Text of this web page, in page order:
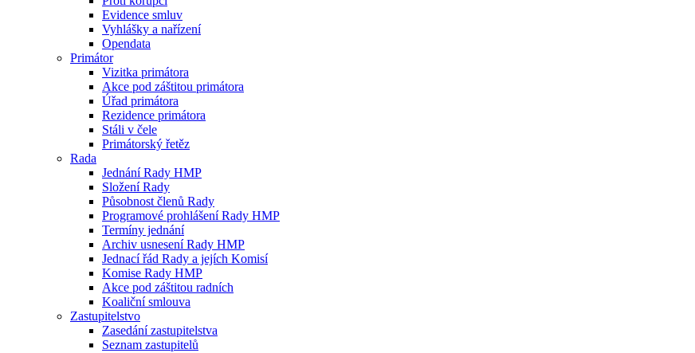
Evidence smluv
Vyhlášky a nařízení
Opendata
Primátor
Vizitka primátora
Akce pod záštitou primátora
Úřad primátora
Rezidence primátora
Stáli v čele
Primátorský řetěz
Rada
Jednání Rady HMP
Složení Rady
Působnost členů Rady
Programové prohlášení Rady HMP
Termíny jednání
Archiv usnesení Rady HMP
Jednací řád Rady a jejích Komisí
Komise Rady HMP
Akce pod záštitou radních
Koaliční smlouva
Zastupitelstvo
Zasedání zastupitelstva
Seznam zastupitelů